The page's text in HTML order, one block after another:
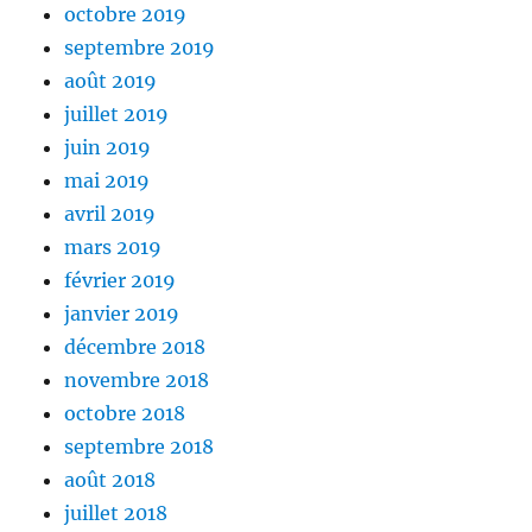
octobre 2019
septembre 2019
août 2019
juillet 2019
juin 2019
mai 2019
avril 2019
mars 2019
février 2019
janvier 2019
décembre 2018
novembre 2018
octobre 2018
septembre 2018
août 2018
juillet 2018